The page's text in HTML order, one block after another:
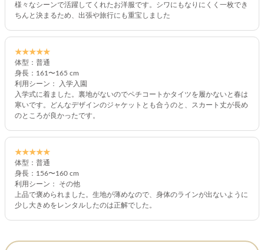
様々なシーンで活躍してくれたお洋服です。シワにもなりにくく一枚でき
ちんと決まるため、出張や旅行にも重宝しました
★★★★★
体型：普通
身長：161〜165 cm
利用シーン： 入学入園
入学式に着ました。裏地がないのでペチコートかタイツを履かないと春は
寒いです。どんなデザインのジャケットとも合うのと、スカート丈が長め
のところが良かったです。
★★★★★
体型：普通
身長：156〜160 cm
利用シーン： その他
上品で褒められました。生地が薄めなので、身体のラインが出ないように
少し大きめをレンタルしたのは正解でした。